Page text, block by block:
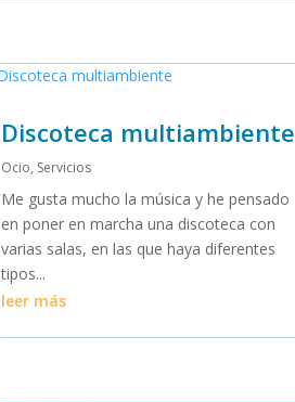
Discoteca multiambiente
Ocio, Servicios
Me gusta mucho la música y he pensado
en poner en marcha una discoteca con
varias salas, en las que haya diferentes
tipos...
leer más